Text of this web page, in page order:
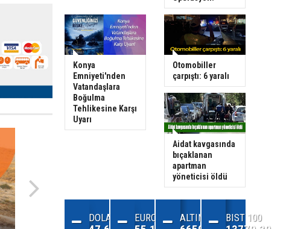
Konya
Emniyeti'nden
Vatandaşlara
Boğulma
Tehlikesine Karşı
Uyarı
Otomobiller
çarpıştı: 6 yaralı
Aidat kavgasında
bıçaklanan
apartman
yöneticisi öldü
DOLAR EURO ALTIN BIST 100